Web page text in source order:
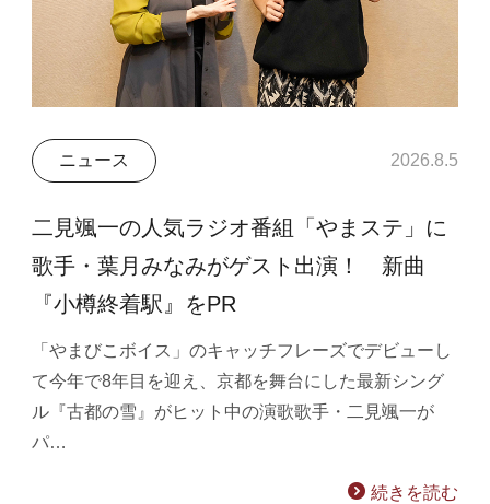
ニュース 2026.8.5
二見颯一の人気ラジオ番組「やまステ」に
歌手・葉月みなみがゲスト出演！ 新曲
『小樽終着駅』をPR
「やまびこボイス」のキャッチフレーズでデビューし
て今年で8年目を迎え、京都を舞台にした最新シング
ル『古都の雪』がヒット中の演歌歌手・二見颯一が
パ…
続きを読む